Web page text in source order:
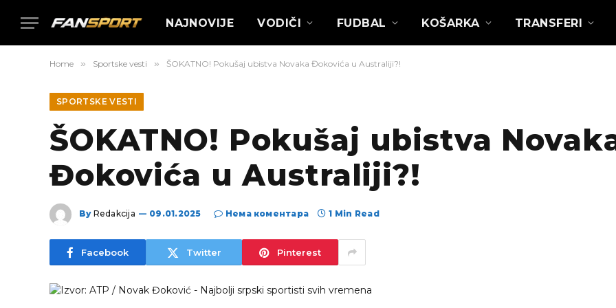
NAJNOVIJE VODIČI FUDBAL KOŠARKA TRANSFERI
Home » Sportske vesti » ŠOKATNO! Pokušaj ubistva Novaka Đokovića u Australiji?!
SPORTSKE VESTI
ŠOKATNO! Pokušaj ubistva
Đokovića u Australiji?!
By Redakcija 09.01.2025 Нема коментара 1 Min Read
Facebook Twitter Pinterest